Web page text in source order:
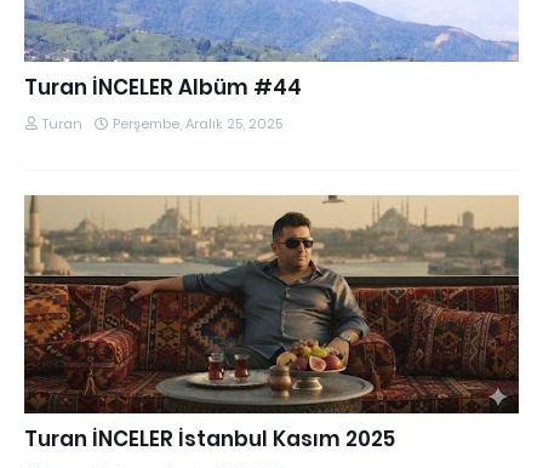
Turan İNCELER Albüm #44
Turan Perşembe, Aralık 25, 2025
Turan İNCELER İstanbul Kasım 2025